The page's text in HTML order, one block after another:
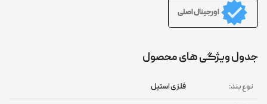
اورجینال اصلی
جدول ویژگی های محصول
نوع بند: فلزی استیل